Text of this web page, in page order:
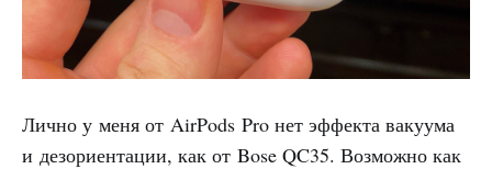
Лично у меня от AirPods Pro нет эффекта вакуума
и дезориентации, как от Bose QC35. Возможно как